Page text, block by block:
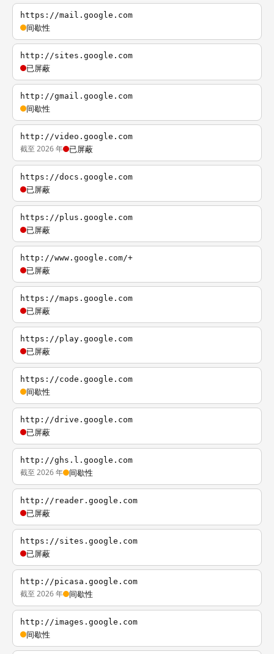
https://mail.google.com
间歇性
http://sites.google.com
已屏蔽
http://gmail.google.com
间歇性
http://video.google.com
截至 2026 年 已屏蔽
https://docs.google.com
已屏蔽
https://plus.google.com
已屏蔽
http://www.google.com/+
已屏蔽
https://maps.google.com
已屏蔽
https://play.google.com
已屏蔽
https://code.google.com
间歇性
http://drive.google.com
已屏蔽
http://ghs.l.google.com
截至 2026 年 间歇性
http://reader.google.com
已屏蔽
https://sites.google.com
已屏蔽
http://picasa.google.com
截至 2026 年 间歇性
http://images.google.com
间歇性